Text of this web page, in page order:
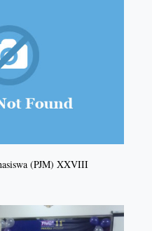
(PJM) XXVIII